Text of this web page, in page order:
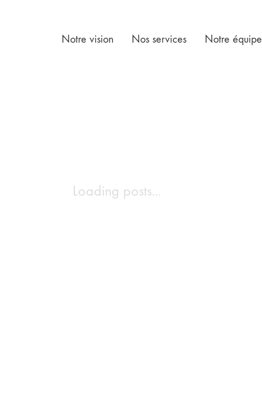
Notre vision Nos services Notre équipe
Loading posts...